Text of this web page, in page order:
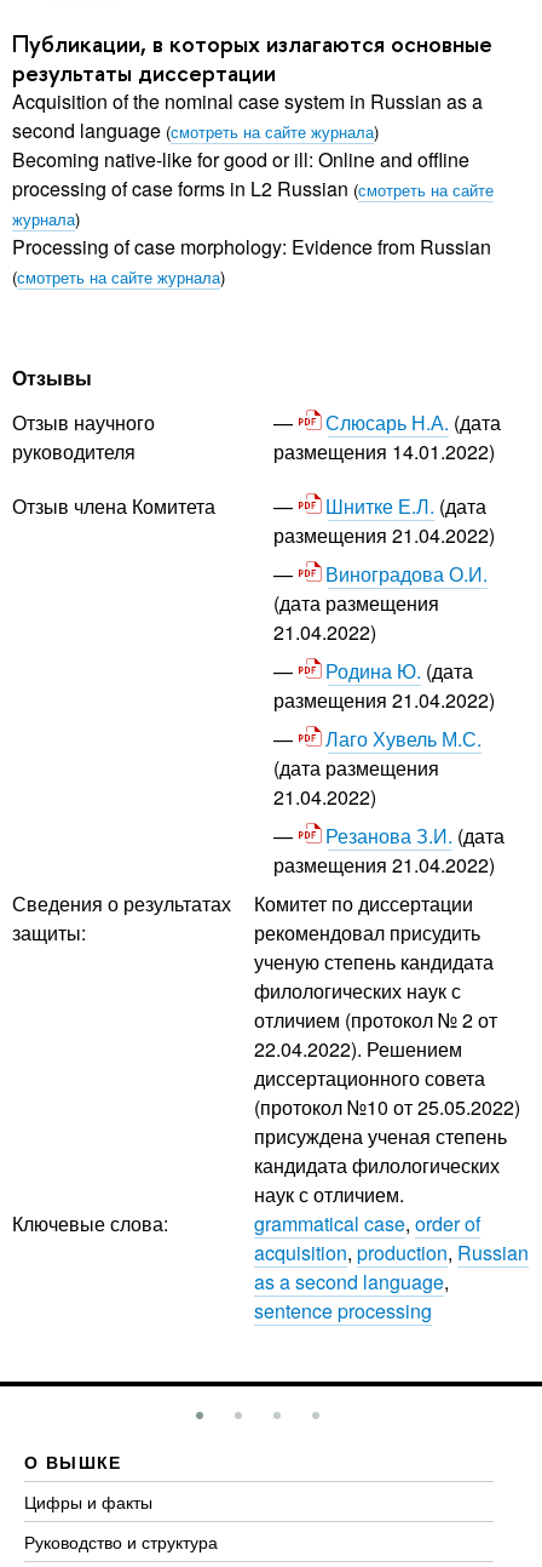
Публикации, в которых излагаются основные
результаты диссертации
Acquisition of the nominal case system in Russian as a
second language (смотреть на сайте журнала)
Becoming native-like for good or ill: Online and offline
processing of case forms in L2 Russian (смотреть на сайте
журнала)
Processing of case morphology: Evidence from Russian
(смотреть на сайте журнала)
Отзывы
Отзыв научного
руководителя
Слюсарь Н.А. (дата
размещения 14.01.2022)
Отзыв члена Комитета
Шнитке Е.Л. (дата
размещения 21.04.2022)
Виноградова О.И.
(дата размещения
21.04.2022)
Родина Ю. (дата
размещения 21.04.2022)
Лаго Хувель М.С.
(дата размещения
21.04.2022)
Резанова З.И. (дата
размещения 21.04.2022)
Сведения о результатах
защиты:
Комитет по диссертации
рекомендовал присудить
ученую степень кандидата
филологических наук с
отличием (протокол № 2 от
22.04.2022). Решением
диссертационного совета
(протокол №10 от 25.05.2022)
присуждена ученая степень
кандидата филологических
наук с отличием.
Ключевые слова:
grammatical case, order of
acquisition, production, Russian
as a second language,
sentence processing
О ВЫШКЕ
Цифры и факты
Руководство и структура